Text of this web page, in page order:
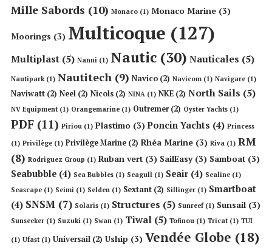
Mille Sabords (10) Monaco (1) Monaco Marine (3)
Moorings (3) Multicoque (127)
Multiplast (5) Nanni (1) Nautic (30) Nauticales (5)
Nautipark (1) Nautitech (9) Navico (2) Navicom (1) Navigare (1)
Naviwatt (2) Neel (2) Nicols (2) NINA (1) NKE (2) North Sails (5)
NV Equipment (1) Orangemarine (1) Outremer(2) Oyster Yachts (1)
PDF (11) Piriou (1) Plastimo (3) Poncin Yachts (4) Princess
(1) Privilège (1) Privilège Marine (2) Rhéa Marine (3) Riva (1) RM
(8) Rodriguez Group (1) Ruban vert (3) SailEasy(3) Samboat (3)
Seabubble (4) Sea Bubbles (1) Seagull (1) Seair(4) Sealine (1)
Seascape (1) Seimi (1) Selden (1) Sextant (2) Sillinger (1) Smartboat
(4) SNSM (7) Solaris (1) Structures (5) Sunreef(1) Sunsail (3)
Sunseeker (1) Suzuki (1) Swan (1) Tiwal (5) Tofinou (1) Tricat (1) TUI
(1) Ufast (1) Universail (2) Uship (3) Vendée Globe (18)